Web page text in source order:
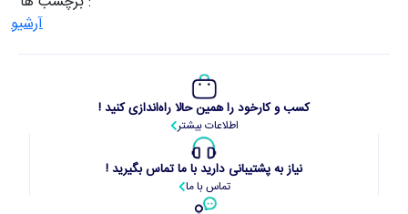
آرشیو
کسب و کارخود را همین حالا راه‌اندازی کنید !
اطلاعات بیشتر
نیاز به پشتیبانی دارید با ما تماس بگیرید !
تماس با ما